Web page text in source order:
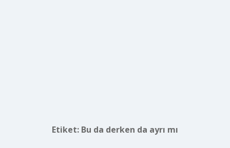
Etiket: Bu da derken da ayrı mı